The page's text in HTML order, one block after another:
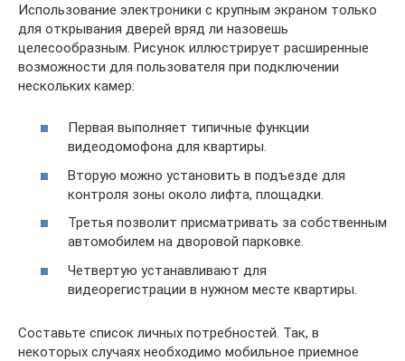
Использование электроники с крупным экраном только
для открывания дверей вряд ли назовешь
целесообразным. Рисунок иллюстрирует расширенные
возможности для пользователя при подключении
нескольких камер:
Первая выполняет типичные функции
видеодомофона для квартиры.
Вторую можно установить в подъезде для
контроля зоны около лифта, площадки.
Третья позволит присматривать за собственным
автомобилем на дворовой парковке.
Четвертую устанавливают для
видеорегистрации в нужном месте квартиры.
Составьте список личных потребностей. Так, в
некоторых случаях необходимо мобильное приемное